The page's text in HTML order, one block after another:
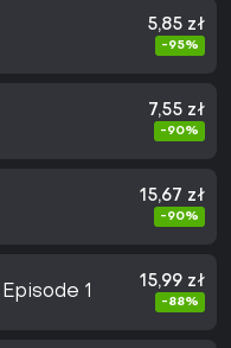
5,85 zł
-95%
7,55 zł
-90%
15,67 zł
-90%
1
15,99 zł
-88%